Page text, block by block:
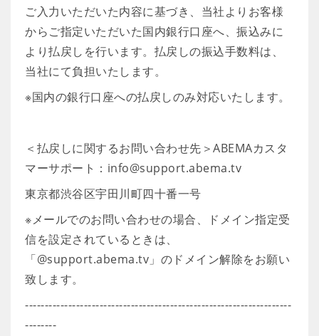
ご入力いただいた内容に基づき、当社よりお客様
からご指定いただいた国内銀行口座へ、振込みに
より払戻しを行います。払戻しの振込手数料は、
当社にて負担いたします。
※国内の銀行口座への払戻しのみ対応いたします。
＜払戻しに関するお問い合わせ先＞ABEMAカスタ
マーサポート：info@support.abema.tv
東京都渋谷区宇田川町四十番一号
※メールでのお問い合わせの場合、ドメイン指定受
信を設定されているときは、
「@support.abema.tv」のドメイン解除をお願い
致します。
--------------------------------------------------------------------
--------